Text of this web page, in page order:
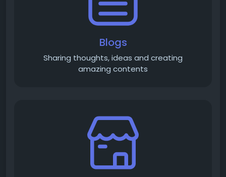
Blogs
Sharing thoughts, ideas and creating
amazing contents